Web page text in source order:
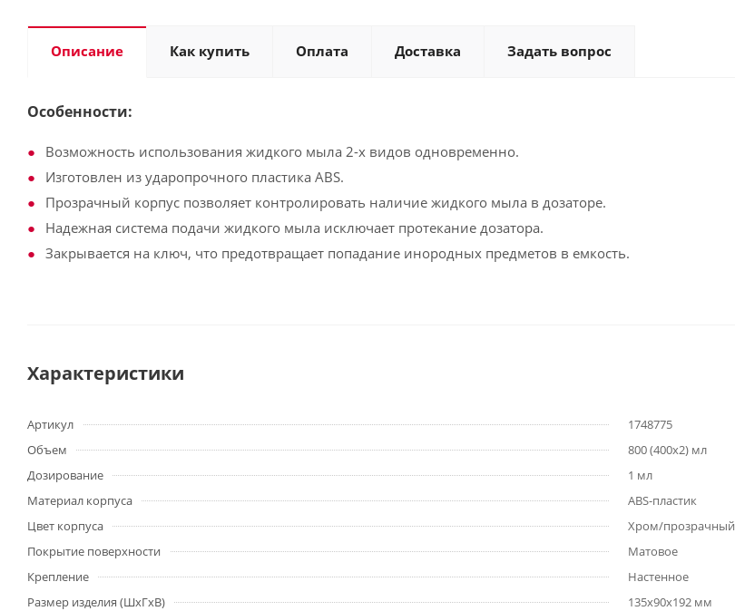
Описание Как купить Оплата Доставка Задать вопрос
Особенности:
Возможность использования жидкого мыла 2-х видов одновременно.
Изготовлен из ударопрочного пластика АВS.
Прозрачный корпус позволяет контролировать наличие жидкого мыла в дозаторе.
Надежная система подачи жидкого мыла исключает протекание дозатора.
Закрывается на ключ, что предотвращает попадание инородных предметов в емкость.
Характеристики
Артикул
1748775
Объем
800 (400x2) мл
Дозирование
1 мл
Материал корпуса
ABS-пластик
Цвет корпуса
Хром/прозрачный
Покрытие поверхности
Матовое
Крепление
Настенное
Размер изделия (ШхГхВ)
135x90х192 мм